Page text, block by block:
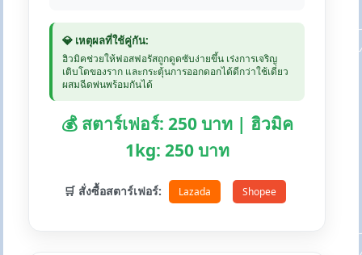
💎 เหตุผลที่ใช้คู่กัน:
ฮิวมิคช่วยให้ฟอสฟอรัสถูกดูดซับง่ายขึ้น เร่งการเจริญ
เติบโตของราก และกระตุ้นการออกดอกได้ดีกว่าใช้เดี่ยว
ผสมฉีดพ่นพร้อมกันได้
💰 สตาร์เฟอร์: 250 บาท | ฮิวมิค
1kg: 250 บาท
🛒 สั่งซื้อสตาร์เฟอร์: Lazada Shopee